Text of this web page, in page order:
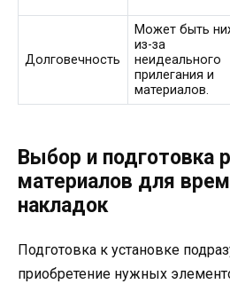
Долговечность
Может быть
из-за
неидеального
прилегания и
материалов.
Выбор и подготовка
материалов для
накладок
Подготовка к установке
приобретение нужных